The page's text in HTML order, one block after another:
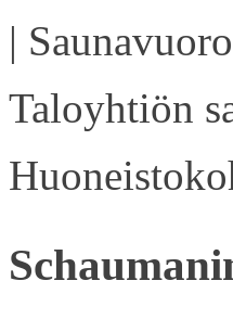
|
Taloyhtiön